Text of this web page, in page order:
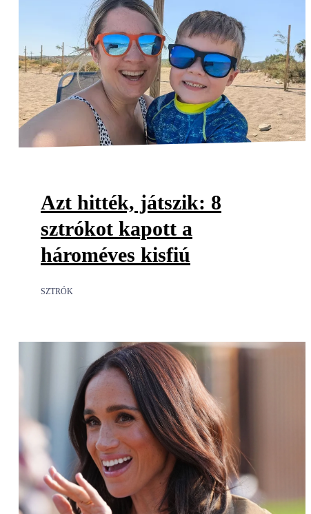
Azt hitték, játszik: 8
sztrókot kapott a
hároméves kisfiú
SZTRÓK